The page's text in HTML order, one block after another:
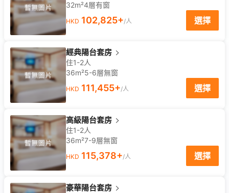
32m²4層有窗
HKD 102,825+/人 選擇
經典陽台套房
住1-2人
36m²5-6層無窗
HKD 111,455+/人 選擇
高級陽台套房
住1-2人
36m²7-9層無窗
HKD 115,378+/人 選擇
豪華陽台套房